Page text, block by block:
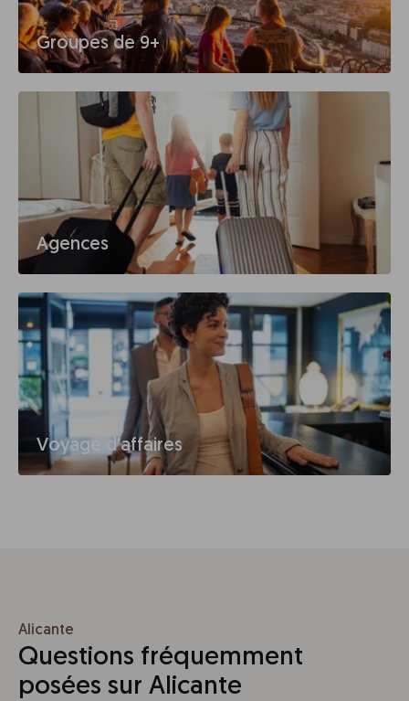
Groupes de 9+
Agences
Voyage d'affaires
Alicante
Questions fréquemment
posées sur Alicante